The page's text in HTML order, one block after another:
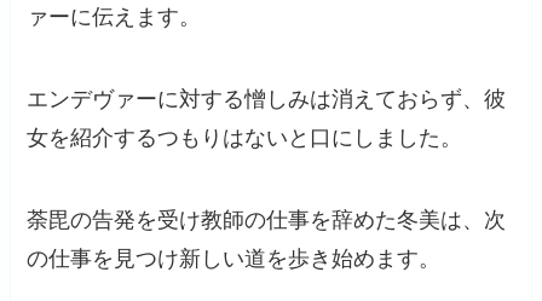
ァーに伝えます。
エンデヴァーに対する憎しみは消えておらず、彼
女を紹介するつもりはないと口にしました。
荼毘の告発を受け教師の仕事を辞めた冬美は、次
の仕事を見つけ新しい道を歩き始めます。